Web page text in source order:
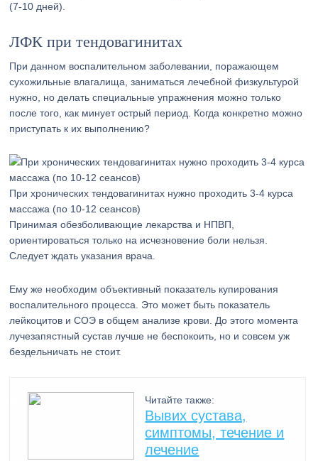
(7-10 дней).
ЛФК при тендовагинитах
При данном воспалительном заболевании, поражающем
сухожильные влагалища, заниматься лечебной физкультурой
нужно, но делать специальные упражнения можно только
после того, как минует острый период. Когда конкретно можно
приступать к их выполнению?
При хронических тендовагинитах нужно проходить 3-4 курса
массажа (по 10-12 сеансов)
Принимая обезболивающие лекарства и НПВП,
ориентироваться только на исчезновение боли нельзя.
Следует ждать указания врача.
Ему же необходим объективный показатель купирования
воспалительного процесса. Это может быть показатель
лейкоцитов и СОЭ в общем анализе крови. До этого момента
лучезапястный сустав лучше не беспокоить, но и совсем уж
бездельничать не стоит.
Читайте также:
Вывих сустава,
симптомы, течение и
лечение